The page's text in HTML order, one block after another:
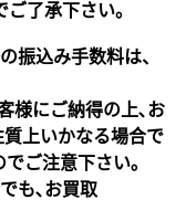
了承下さい。
振込み手数料は、
様にご納得の上､お
上いかなる場合で
ご注意下さい｡
も､お買取